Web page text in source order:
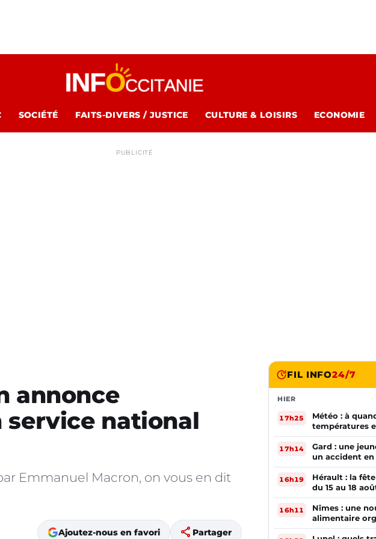
SOCIÉTÉ FAITS-DIVERS / JUSTICE CULTURE & LOISIRS ECONOMIE
PUBLICITÉ
annonce
service national
Emmanuel Macron, on vous en dit
Ajoutez-nous en favori share Partager
FIL INFO24/7
HIER
17h25
Météo : à
températures
prévisions
17h14
Gard : une
un accident
16h19
Hérault : la
du 15 au 18
16h11
Nîmes : une
alimentaire
Ouverte